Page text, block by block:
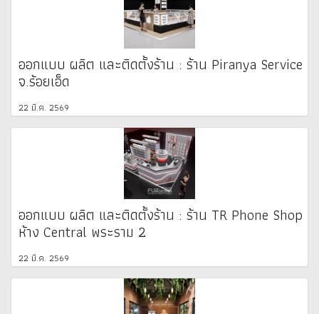
ออกแบบ ผลิต และติดตั้งร้าน : ร้าน Piranya Service
จ.ร้อยเอ็ด
22 มี.ค. 2569
ออกแบบ ผลิต และติดตั้งร้าน : ร้าน TR Phone Shop
ห้าง Central พระราม 2
22 มี.ค. 2569